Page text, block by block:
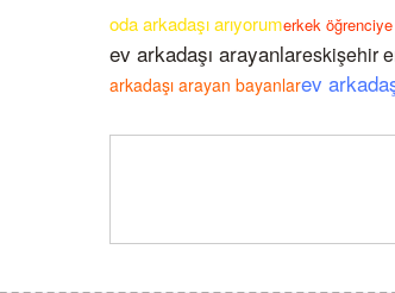
oda arkadaşı arıyorumerkek
ev arkadaşı arayanlareskişehir
arkadaşı arayan bayanlarev